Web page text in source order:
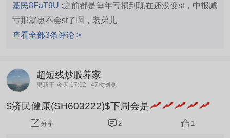
基民8FaT9U :之前都是每年亏损到现在还没变st，中报减
亏那就更不会st了啊，老弟儿
查看全部3条评论 >
超短线炒股养家
更新于 今天 17:12 47次浏览
$济民健康(SH603222)$下周会是
分享 2 1